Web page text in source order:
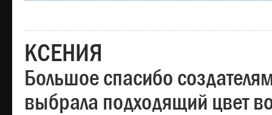
КСЕНИЯ
Большое спасибо
выбрала подходящий цвет